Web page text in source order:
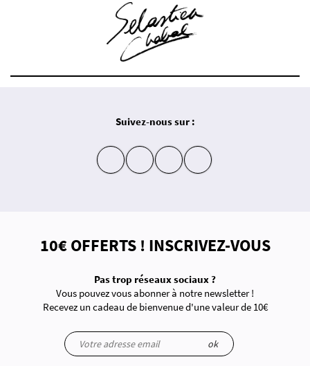
Suivez-nous sur :
insta fb yt in
10€ OFFERTS ! INSCRIVEZ-VOUS
Pas trop réseaux sociaux ?
Vous pouvez vous abonner à notre newsletter !
Recevez un cadeau de bienvenue d'une valeur de 10€
ok